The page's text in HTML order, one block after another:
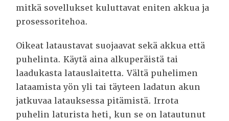
mitkä sovellukset kuluttavat eniten akkua ja
prosessoritehoa.
Oikeat lataustavat suojaavat sekä akkua että
puhelinta. Käytä aina alkuperäistä tai
laadukasta latauslaitetta. Vältä puhelimen
lataamista yön yli tai täyteen ladatun akun
jatkuvaa latauksessa pitämistä. Irrota
puhelin laturista heti, kun se on latautunut